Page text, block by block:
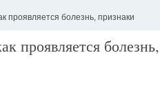
проявляется болезнь, признаки
проявляется